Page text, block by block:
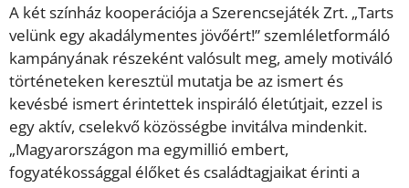
A két színház kooperációja a Szerencsejáték Zrt. „Tarts
velünk egy akadálymentes jövőért!” szemléletformáló
kampányának részeként valósult meg, amely motiváló
történeteken keresztül mutatja be az ismert és
kevésbé ismert érintettek inspiráló életútjait, ezzel is
egy aktív, cselekvő közösségbe invitálva mindenkit.
„Magyarországon ma egymillió embert,
fogyatékossággal élőket és családtagjaikat érinti a